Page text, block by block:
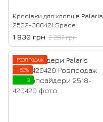
Кросівки для хлопців Palaris
2532-366421 Space
1 830 грн 2 287 грн
РОЗПРОДАЖ
−50%
3